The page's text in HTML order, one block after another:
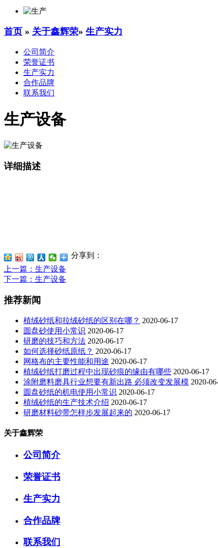
首页 » 关于鑫辉荣» 生产实力
公司简介
荣誉证书
生产实力
合作品牌
联系我们
生产设备
详细描述
分享到：
上一篇 ：生产设备
下一篇 ：生产设备
推荐新闻
植绒砂纸和拉绒砂纸的区别在哪？ 2020-06-17
圆盘砂使用小常识 2020-06-17
研磨的技巧和方法 2020-06-17
如何选择砂纸原纸？ 2020-06-17
网格布的主要性能和用途 2020-06-17
植绒砂纸打磨过程中出现砂痕的缘由有哪些 2020-06-17
涂附磨料磨具行业想要有新出路 必须改变发展模 2020-
圆盘砂纸的机电使用小常识 2020-06-17
植绒砂纸的生产技术介绍 2020-06-17
研磨材料砂带怎样步发展起来的 2020-06-17
关于鑫辉荣
公司简介
荣誉证书
生产实力
合作品牌
联系我们